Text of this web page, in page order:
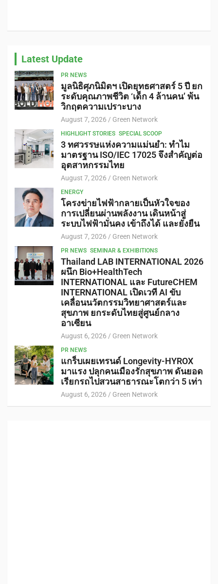
Latest Update
PR NEWS
มูลนิธิศุภนิมิตฯ เปิดยุทธศาสตร์ 5 ปี ยก
ระดับคุณภาพชีวิต ‘เด็ก 4 ล้านคน’ พ้น
วิกฤตความเปราะบาง
August 7, 2026 Green Network
HIGHLIGHT STORIES SPECIAL SCOOP
3 ทศวรรษแห่งความแม่นยำ: ทำไม
มาตรฐาน ISO/IEC 17025 จึงสำคัญต่อ
อุตสาหกรรมไทย
August 7, 2026 Green Network
ENERGY
โครงข่ายไฟฟ้ากลายเป็นหัวใจของ
การเปลี่ยนผ่านพลังงาน เดินหน้าสู่
ระบบไฟฟ้ามั่นคง เข้าถึงได้ และยั่งยืน
August 7, 2026 Green Network
PR NEWS SEMINAR & EXHIBITIONS
Thailand LAB INTERNATIONAL 2026
ผนึก Bio+HealthTech
INTERNATIONAL และ FutureCHEM
INTERNATIONAL เปิดเวที AI ขับ
เคลื่อนนวัตกรรมวิทยาศาสตร์และ
สุขภาพ ยกระดับไทยสู่ศูนย์กลาง
อาเซียน
August 6, 2026 Green Network
PR NEWS
แกร็บเผยเทรนด์ Longevity-HYROX
มาแรง ปลุกคนเมืองรักสุขภาพ ดันยอด
เรียกรถไปสวนสาธารณะโตกว่า 5 เท่า
August 6, 2026 Green Network